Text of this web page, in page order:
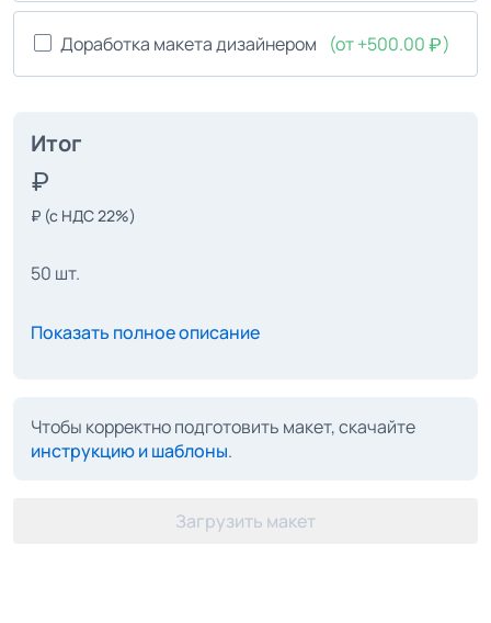
Доработка макета дизайнером (от +500.00 )
Итог
₽ (с НДС 22%)
50 шт.
Показать полное описание
Чтобы корректно подготовить макет, скачайте
инструкцию и шаблоны.
Загрузить макет